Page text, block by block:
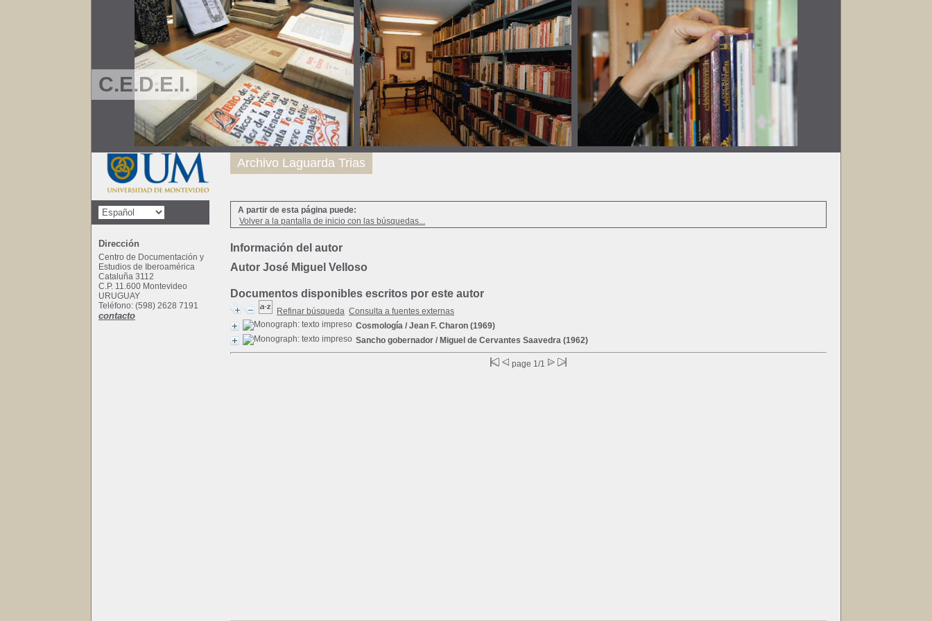
C.E.D.E.I.
A partir de esta página puede:
Volver a la pantalla de inicio con las búsquedas...
Información del autor
Autor José Miguel Velloso
Documentos disponibles escritos por este autor
Refinar búsqueda Consulta a fuentes externas
Cosmología / Jean F. Charon (1969)
Sancho gobernador / Miguel de Cervantes Saavedra (1962)
page 1/1
Archivo Laguarda Trias
Dirección
Centro de Documentación y
Estudios de Iberoamérica
Cataluña 3112
C.P. 11.600 Montevideo
URUGUAY
Teléfono: (598) 2628 7191
contacto